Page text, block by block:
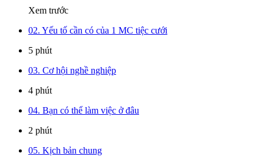
Xem trước
02. Yếu tố cần có của 1 MC tiệc cưới
5 phút
03. Cơ hội nghề nghiệp
4 phút
04. Bạn có thể làm việc ở đâu
2 phút
05. Kịch bản chung